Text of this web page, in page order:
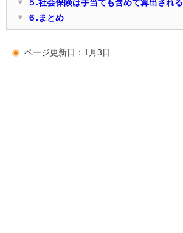
５.社会保険は手当ても含めて算出される
６.まとめ
ページ更新日：1月3日